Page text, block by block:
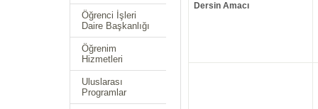
Öğrenci İşleri
Daire Başkanlığı
Öğrenim
Hizmetleri
Uluslarası
Programlar
Dersin Amacı